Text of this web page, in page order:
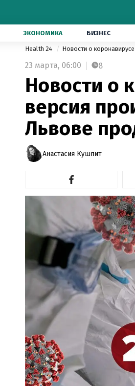
ЭКОНОМИКА БИЗНЕС
Health 24 Новости о коронавирусе
23 марта, 06:00 8
Новости о
версия
Львове
Анастасия Кушпит